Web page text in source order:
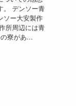
。 デンソー青
ソー大安製作
所周辺には青
寮があ...